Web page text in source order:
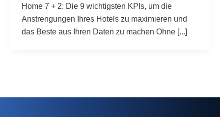
Home 7 + 2: Die 9 wichtigsten KPIs, um die
Anstrengungen Ihres Hotels zu maximieren und
das Beste aus Ihren Daten zu machen Ohne [...]